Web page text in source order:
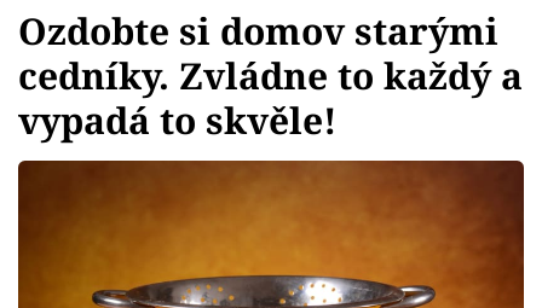
Témata
Bydlení
Ozdobte si domov starými
cedníky. Zvládne to každý a
vypadá to skvěle!